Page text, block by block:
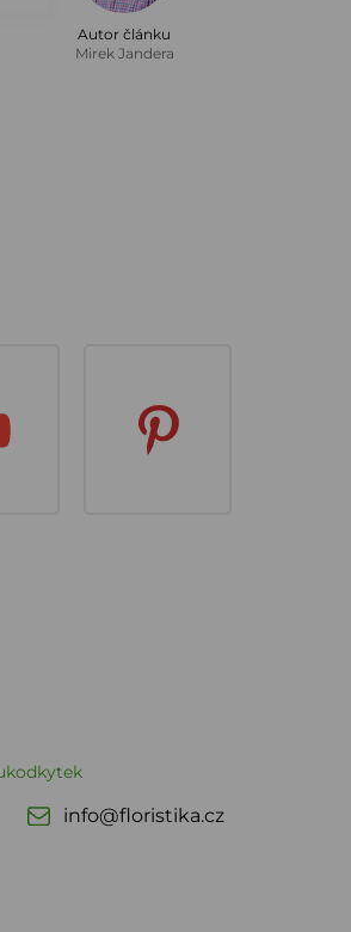
Autor článku
Mirek Jandera
info@floristika.cz